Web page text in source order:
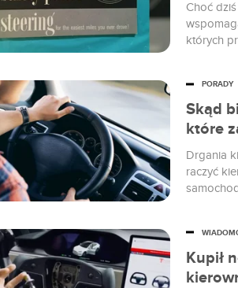
Choć
których
Skąd
które
Drgania
raczyć
PORADY
Kupił